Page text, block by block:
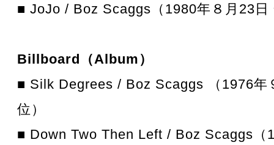
■ JoJo / Boz Scaggs（1980年８月23日
Billboard（Album）
■ Silk Degrees / Boz Scaggs （1976年
位）
■ Down Two Then Left / Boz Scaggs（